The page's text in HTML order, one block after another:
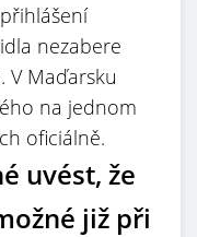
nezabere
V Maďarsku
na jednom
oficiálně.
uvést, že
již při